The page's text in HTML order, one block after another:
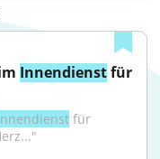
Innendienst für
für